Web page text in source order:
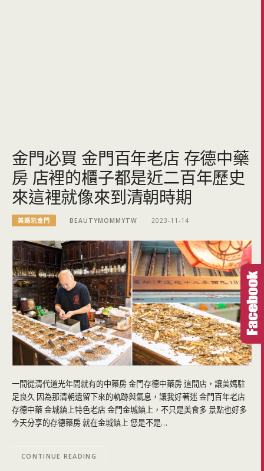
金門必買 金門百年老店 存德中藥
房 店裡的櫃子都是近二百年歷史
來這裡就像來到清朝時期
美媽玩金門 BEAUTYMOMMYTW 2023-11-14
一間從清代道光年間就有的中藥房 金門存德中藥房 這間店，讓美媽駐
足良久 因為那清朝遺留下來的軌跡與氣息，讓我好著迷 金門百年老店
存德中藥 金城鎮上特色老店 金門金城鎮上，不只是美食多 景點也好多
今天分享的存德藥房 就在金城鎮上 您是不是…
CONTINUE READING